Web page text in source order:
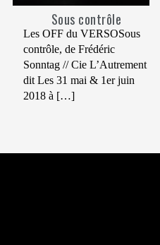
Sous contrôle
Les OFF du VERSOSous
contrôle, de Frédéric
Sonntag // Cie L’Autrement
dit Les 31 mai & 1er juin
2018 à […]